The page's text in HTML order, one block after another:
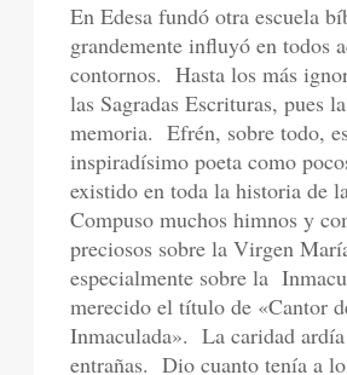
En Edesa fundó otra escuela
grandemente influyó en todos
contornos. Hasta los más
las Sagradas Escrituras, pues
memoria. Efrén, sobre todo,
inspiradísimo poeta como
existido en toda la historia de
Compuso muchos himnos y
preciosos sobre la Virgen
especialmente sobre la
merecido el título de «Cantor
Inmaculada». La caridad
entrañas. Dio cuanto tenía a